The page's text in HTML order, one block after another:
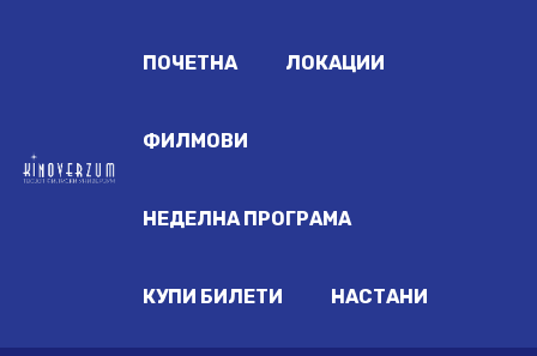
ПОЧЕТНА ЛОКАЦИИ
ФИЛМОВИ
НЕДЕЛНА ПРОГРАМА
КУПИ БИЛЕТИ НАСТАНИ